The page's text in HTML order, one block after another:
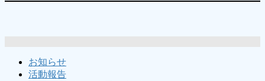
お知らせ
活動報告